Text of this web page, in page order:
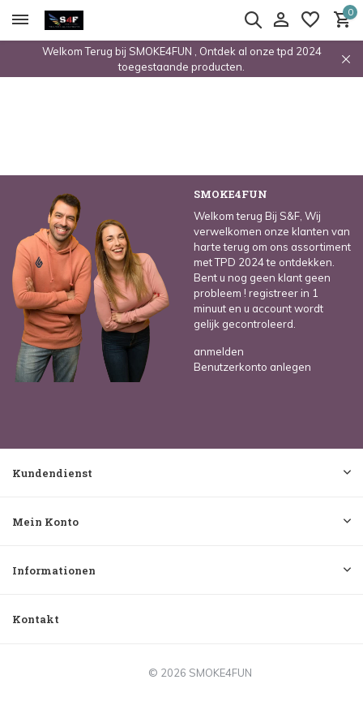
0
Welkom Terug bij SMOKE4FUN , Ontdek al onze tpd 2024
toegestaande producten.
SMOKE4FUN
Welkom terug Bij S&F, Wij
verwelkomen onze klanten van
harte terug om ons assortiment
met TPD 2024 te ontdekken.
Bent u nog geen klant geen
probleem ! registreer in 1
minuut en u account wordt
gelijk gecontroleerd.
anmelden
Benutzerkonto anlegen
Kundendienst
Mein Konto
Informationen
Kontakt
© 2026 SMOKE4FUN